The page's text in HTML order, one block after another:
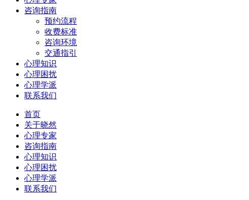
咨询指南
预约流程
收费标准
咨询环境
交通指引
心理知识
心理困扰
心理学派
联系我们
首页
关于晓然
心理专家
咨询指南
心理知识
心理困扰
心理学派
联系我们